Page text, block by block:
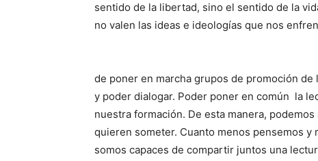
sentido de la libertad, sino el sentido de la
no valen las ideas e ideologías que nos
de poner en marcha grupos de promoción
y poder dialogar. Poder poner en común la
nuestra formación. De esta manera,
quieren someter. Cuanto menos pensemos
somos capaces de compartir juntos una